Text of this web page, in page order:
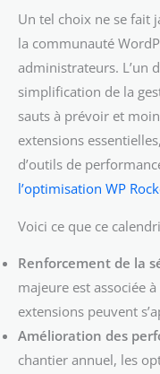
Un tel choix ne se fait
la communauté
administrateurs. L’un
simplification de la
sauts à prévoir et
extensions
d’outils de
l’optimisation WP
Voici ce que ce
Renforcement de la
majeure est associée
extensions peuvent
Amélioration des
chantier annuel, les